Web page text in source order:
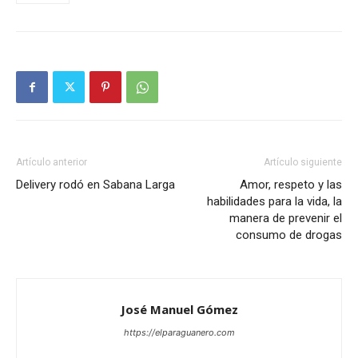
Artículo anterior
Delivery rodó en Sabana Larga
Artículo siguiente
Amor, respeto y las
habilidades para la vida, la
manera de prevenir el
consumo de drogas
José Manuel Gómez
https://elparaguanero.com